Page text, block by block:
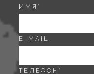
ИМЯ *
E-MAIL
ТЕЛЕФОН *